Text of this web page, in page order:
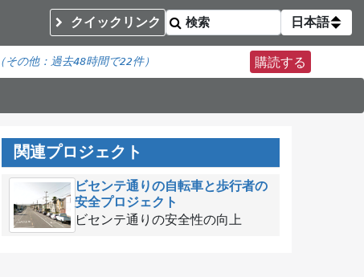
クイックリンク 日本語
（その他： 過去48時間で22件） 購読する
関連プロジェクト
ビセンテ通りの自転車と歩行者の
安全プロジェクト
ビセンテ通りの安全性の向上